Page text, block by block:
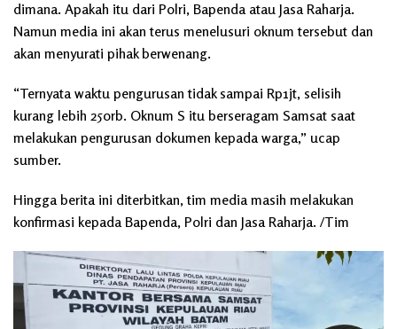
dimana. Apakah itu dari Polri, Bapenda atau Jasa Raharja.
Namun media ini akan terus menelusuri oknum tersebut dan
akan menyurati pihak berwenang.
“Ternyata waktu pengurusan tidak sampai Rp1jt, selisih
kurang lebih 250rb. Oknum S itu berseragam Samsat saat
melakukan pengurusan dokumen kepada warga,” ucap
sumber.
Hingga berita ini diterbitkan, tim media masih melakukan
konfirmasi kepada Bapenda, Polri dan Jasa Raharja. /Tim